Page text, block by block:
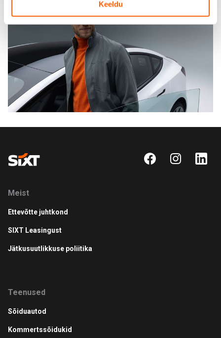
Keeldu
Meist
Ettevõtte juhtkond
SIXT Leasingust
Jätkusuutlikkuse poliitika
Teenused
Sõiduautod
Kommertssõidukid